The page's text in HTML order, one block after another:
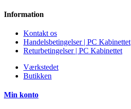
Information
Kontakt os
Handelsbetingelser | PC Kabinettet
Returbetingelser | PC Kabinettet
Værkstedet
Butikken
Min konto